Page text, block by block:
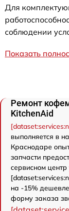
Для
соблюдении
Показать
Ремонт
KitchenAid
выполняется в
Краснодаре
запчасти
сервисном
на -15%
форму заказа